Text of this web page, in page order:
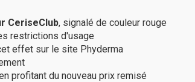
CeriseClub, signalé de couleur rouge
restrictions d'usage
effet sur le site Phyderma
profitant du nouveau prix remisé